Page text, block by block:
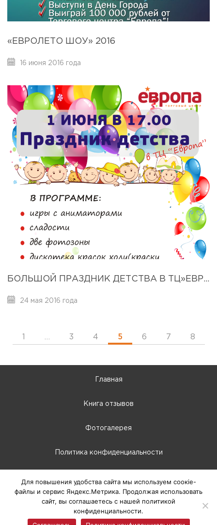
«ЕВРОЛЕТО ШОУ» 2016
16 июня 2016 года
БОЛЬШОЙ ПРАЗДНИК ДЕТСТВА В ТЦ»ЕВРОПА», 1 ИЮНЯ 2016Г.
24 мая 2016 года
3 4 5 6 7 8
Главная
Книга отзывов
Фотогалерея
Политика конфиденциальности
г. Абакан, Крылова, 66-Б
© 2025 ТЦ Европа, г. Абакан
Для повышения удобства сайта мы используем соокіе-
файлы и сервис Яндекс.Метрика. Продолжая использовать
сайт, вы соглашаетесь с нашей политикой
конфиденциальности.